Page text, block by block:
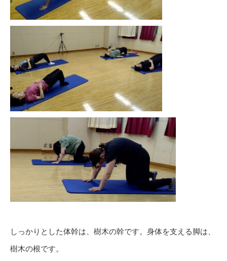
しっかりとした体幹は、樹木の幹です。身体を支える脚は、
樹木の根です。